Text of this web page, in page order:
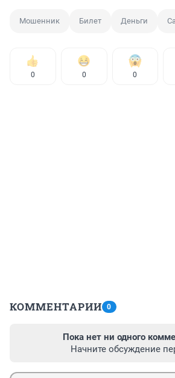
Мошенник Билет Деньги
0 0 0
КОММЕНТАРИИ 0
Пока нет ни одного
Начните обсуждение